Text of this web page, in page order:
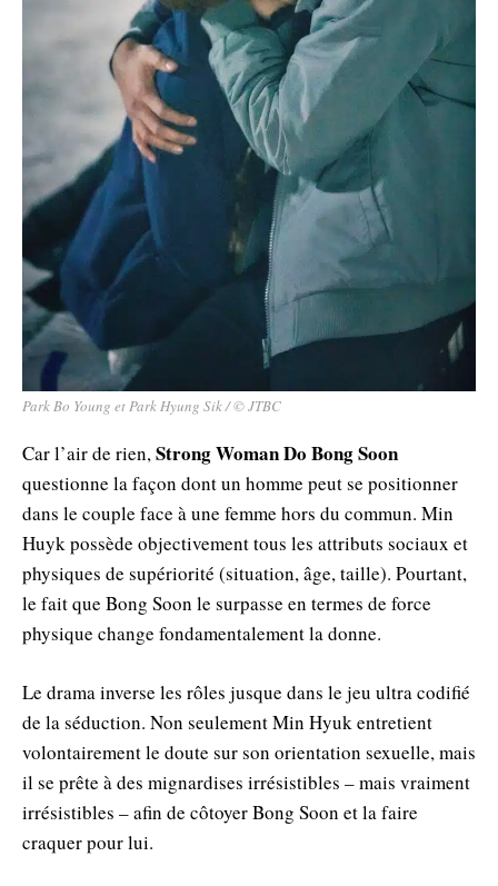
Park Bo Young et Park Hyung Sik / © JTBC
Car l’air de rien,Strong Woman Do Bong Soon
questionne la façon dont un homme peut se positionner
dans le couple face à une femme hors du commun. Min
Huyk possède objectivement tous les attributs sociaux et
physiques de supériorité (situation, âge, taille). Pourtant,
le fait que Bong Soon le surpasse en termes de force
physique change fondamentalement la donne.
Le drama inverse les rôles jusque dans le jeu ultra codifié
de la séduction. Non seulement Min Hyuk entretient
volontairement le doute sur son orientation sexuelle, mais
il se prête à des mignardises irrésistibles – mais vraiment
irrésistibles – afin de côtoyer Bong Soon et la faire
craquer pour lui.